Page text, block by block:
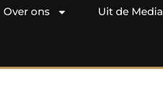
Over ons Uit de Media